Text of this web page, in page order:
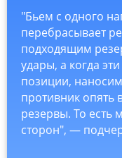
"Бьем с одного
перебрасывает
подходящим
удары, а когда
позиции,
противник опять
резервы. То есть
сторон", —